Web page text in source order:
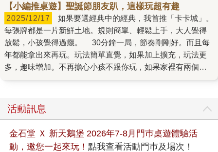
【小編推桌遊】聖誕節朋友趴，這樣玩超有趣
2025/12/17
每張牌都是一片新鮮土地。規則簡單、輕鬆上手，大人覺得
放鬆，小孩覺得過癮。 30分鐘一局，節奏剛剛好。而且每
年都能拿出來再玩。玩法簡單直覺，如果加上擴充，玩法更
多，趣味增加。不再擔心小孩不跟你玩，如果家裡有兩個以
單，才能發展精彩的策略玩法。 除了基本款，還有雪季
版、兒童版等不同的美術風格。由於經典，很多人家裡可能
已經有一套了，但是新版本也很值得收藏，綠色草地變成銀
白大地多美啊！ 每個版本幾乎都有介紹短片，如果還想看
活動訊息
金石堂 Ｘ 新天鵝堡 2026年7-8月門巿桌遊體驗活
動，邀您一起來玩！ 點我查看活動門巿及場次！